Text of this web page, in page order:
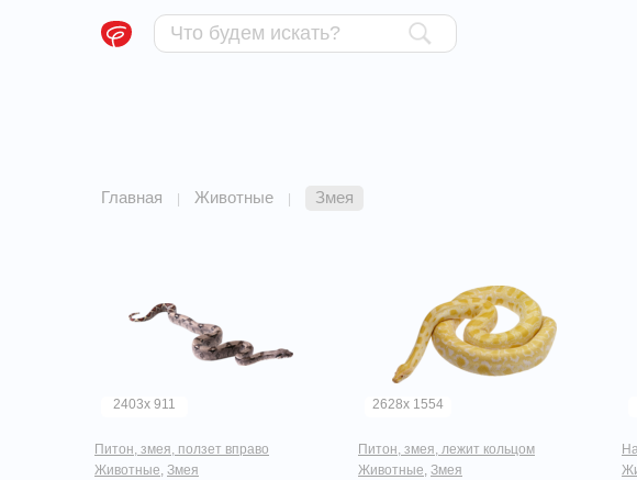
Главная Животные Змея
2403x 911
Питон, змея, ползет вправо
Животные, Змея
2628x 1554
Питон, змея, лежит кольцом
Животные, Змея